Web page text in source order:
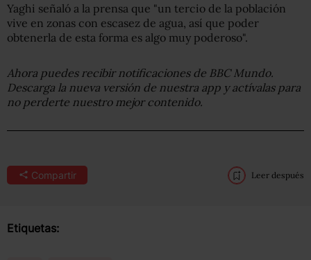
Yaghi señaló a la prensa que "un tercio de la población
vive en zonas con escasez de agua, así que poder
obtenerla de esta forma es algo muy poderoso".
Ahora puedes recibir notificaciones de BBC Mundo.
Descarga la nueva versión de nuestra app y actívalas para
no perderte nuestro mejor contenido.
Compartir Leer después
Etiquetas: